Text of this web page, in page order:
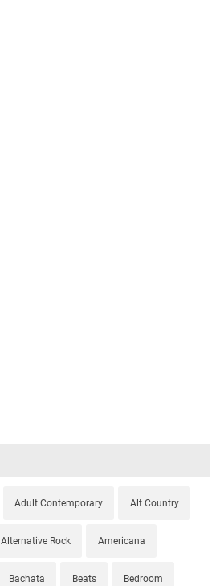
Adult Contemporary Alt Country
Alternative Rock Americana
Bachata Beats Bedroom